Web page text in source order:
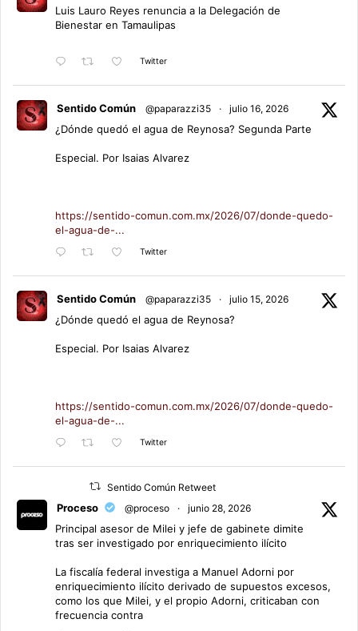
Luis Lauro Reyes renuncia a la Delegación de
Bienestar en Tamaulipas
Twitter
Sentido Común @paparazzi35 · julio 16, 2026
¿Dónde quedó el agua de Reynosa? Segunda Parte
Especial. Por Isaias Alvarez
https://sentido-comun.com.mx/2026/07/donde-quedo-
el-agua-de-...
Twitter
Sentido Común @paparazzi35 · julio 15, 2026
¿Dónde quedó el agua de Reynosa?
Especial. Por Isaias Alvarez
https://sentido-comun.com.mx/2026/07/donde-quedo-
el-agua-de-...
Twitter
Sentido Común Retweet
Proceso @proceso · junio 28, 2026
Principal asesor de Milei y jefe de gabinete dimite
tras ser investigado por enriquecimiento ilícito
La fiscalía federal investiga a Manuel Adorni por
enriquecimiento ilícito derivado de supuestos excesos,
como los que Milei, y el propio Adorni, criticaban con
frecuencia contra